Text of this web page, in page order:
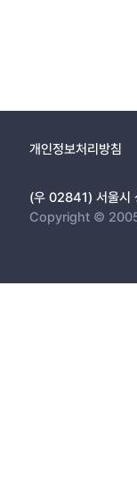
개인정보처리방침
(우 02841) 서울시
Copyright ©